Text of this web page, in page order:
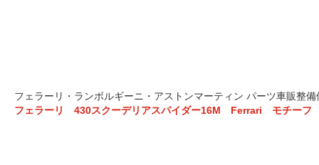
フェラーリ・ランボルギーニ・アストンマーティン パーツ車販整
フェラーリ 430スクーデリアスパイダー16M Ferrari モチーフ